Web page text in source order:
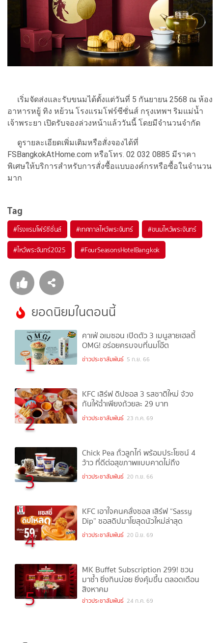
เริ่มจัดส่งและรับขนมได้ตั้งแต่วันที่ 5 กันยายน 2568 ณ ห้อง
อาหารหยู้ ทิง หย้วน โรงแรมโฟร์ซีซั่นส์ กรุงเทพฯ ริมแม่น้ำ
เจ้าพระยา เปิดรับจองล่วงหน้าแล้ววันนี้ โดยมีจำนวนจำกัด
ดูรายละเอียดเพิ่มเติมหรือสั่งจองได้ที่
FSBangkokAtHome.com หรือโทร. 02 032 0885 มีราคา
พิเศษให้บริการสำหรับการสั่งซื้อแบบองค์กรหรือซื้อในจำนวน
มาก
Tag
#โรงแรมโฟร์ซีซั่นส์ #เทศกาลไหว้พระจันทร์ #ขนมไหว้พระจันทร์
#ไหว้พระจันทร์2025 #FourSeasonsHotelBangkok
ยอดนิยมในตอนนี้
1
คาเฟ่ อเมซอน เปิดตัว 3 เมนูสายเฮลตี้
OMG! อร่อยครบจบที่นมโอ๊ต
ข่าวประชาสัมพันธ์ 5 ก.ย. 66
2
KFC เสิร์ฟ ดิปซอส 3 รสชาติใหม่ จ้วง
กันให้ฉ่ำเพียงถ้วยละ 29 บาท
ข่าวประชาสัมพันธ์ 23 ก.ค. 69
3
Chick Pea ถั่วลูกไก่ พร้อมประโยชน์ 4
ว้าว ที่ดีต่อสุขภาพแบบคาดไม่ถึง
ข่าวประชาสัมพันธ์ 20 ก.ย. 66
4
KFC เอาใจคนคลั่งซอส เสิร์ฟ “Sassy
Dip” ซอสดิปมาโยสุดนัวใหม่ล่าสุด
ข่าวประชาสัมพันธ์ 20 มิ.ย. 69
5
MK Buffet Subscription 299! ชวน
มาซ้ำ ยิ่งกินบ่อย ยิ่งคุ้มขึ้น ตลอดเดือน
สิงหาคม
ข่าวประชาสัมพันธ์ 24 ก.ค. 69